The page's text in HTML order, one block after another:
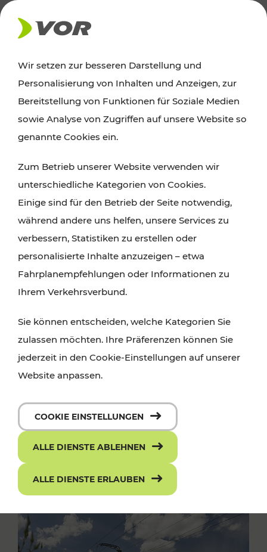
AKTUELLES
News
Alle wichtigen Meldungen zu Fahrplanänderungen,
finden Sie hier im Überblick.
Wir setzen zur besseren Darstellung und
Personalisierung von Inhalten und Anzeigen, zur
Bereitstellung von Funktionen für Soziale Medien
sowie Analyse von Zugriffen auf unsere Website so
genannte Cookies ein.
Zum Betrieb unserer Website verwenden wir
unterschiedliche Kategorien von Cookies.
Einige sind für den Betrieb der Seite notwendig,
während andere uns helfen, unsere Services zu
verbessern, Statistiken zu erstellen oder
personalisierte Inhalte anzuzeigen – etwa
Fahrplanempfehlungen oder Informationen zu
Ihrem Verkehrsverbund.
Sie können entscheiden, welche Kategorien Sie
zulassen möchten. Ihre Präferenzen können Sie
jederzeit in den Cookie-Einstellungen auf unserer
Website anpassen.
COOKIE EINSTELLUNGEN
ALLE DIENSTE ABLEHNEN
ALLE DIENSTE ERLAUBEN